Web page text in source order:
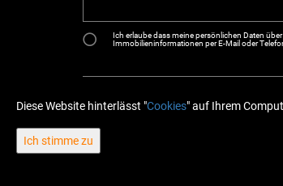
Ich erlaube dass meine persönlichen Daten
Immobilieninformationen per E-Mail oder
Diese Website hinterlässt "Cookies" auf Ihrem
Ich stimme zu